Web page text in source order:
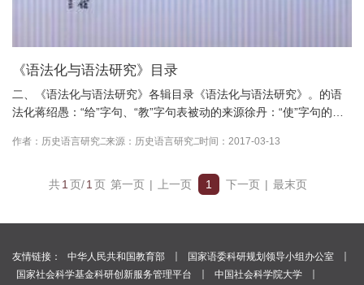
《语法化与语法研究》目录
二、《语法化与语法研究》各辑目录《语法化与语法研究》。的语
法化蒋绍愚：“给”字句、“教”字句表被动的来源徐丹：“使”字句的演
作者：历史语言研究二室来源：历史语言研究二室时间：2017-03-13
共1 页/1 页 第一页 | 上一页 1 下一页 | 最末页
友情链接： 中华人民共和国教育部 国家语委科研规划领导小组办公室
国家社会科学基金科研创新服务管理平台
中国社会科学院大学